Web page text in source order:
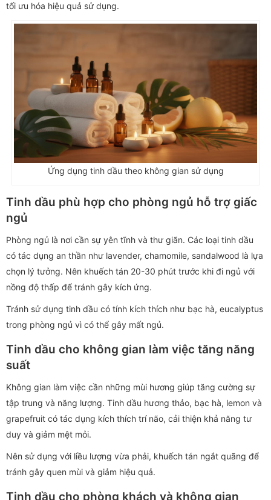
tối ưu hóa hiệu quả sử dụng.
Ứng dụng tinh dầu theo không gian sử dụng
Tinh dầu phù hợp cho phòng ngủ hỗ trợ giấc
ngủ
Phòng ngủ là nơi cần sự yên tĩnh và thư giãn. Các loại tinh dầu
có tác dụng an thần như lavender, chamomile, sandalwood là lựa
chọn lý tưởng. Nên khuếch tán 20-30 phút trước khi đi ngủ với
nồng độ thấp để tránh gây kích ứng.
Tránh sử dụng tinh dầu có tính kích thích như bạc hà, eucalyptus
trong phòng ngủ vì có thể gây mất ngủ.
Tinh dầu cho không gian làm việc tăng năng
suất
Không gian làm việc cần những mùi hương giúp tăng cường sự
tập trung và năng lượng. Tinh dầu hương thảo, bạc hà, lemon và
grapefruit có tác dụng kích thích trí não, cải thiện khả năng tư
duy và giảm mệt mỏi.
Nên sử dụng với liều lượng vừa phải, khuếch tán ngắt quãng để
tránh gây quen mùi và giảm hiệu quả.
Tinh dầu cho phòng khách và không gian